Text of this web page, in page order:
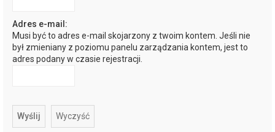
Adres e-mail:
Musi być to adres e-mail skojarzony z twoim kontem. Jeśli nie
był zmieniany z poziomu panelu zarządzania kontem, jest to
adres podany w czasie rejestracji.